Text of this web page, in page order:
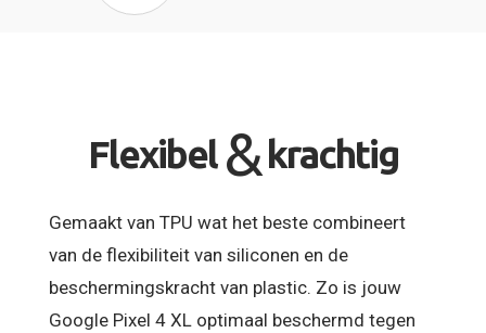
Flexibel &krachtig
Gemaakt van TPU wat het beste combineert
van de flexibiliteit van siliconen en de
beschermingskracht van plastic. Zo is jouw
Google Pixel 4 XL optimaal beschermd tegen